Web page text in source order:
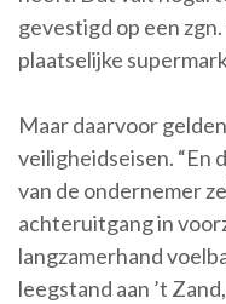
gevestigd op een
plaatselijke
Maar daarvoor
veiligheidseisen. “En
van de ondernemer
achteruitgang in
langzamerhand
leegstand aan ’t